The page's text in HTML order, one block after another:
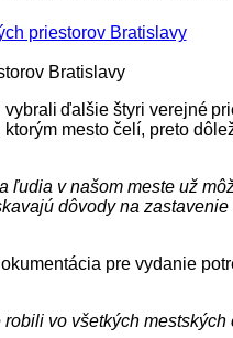
Bratislavy
ďalšie štyri verejné
mesto čelí, preto
v našom meste už
dôvody na
pre vydanie
vo všetkých